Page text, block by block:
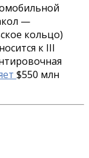
—
кольцо)
к ΙΙΙ
$550 млн